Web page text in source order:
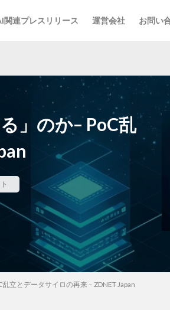
関連プレスリリース 運営会社 お問い
」のか– PoC乱
立とデータサイロの再来 – ZDNET Japan